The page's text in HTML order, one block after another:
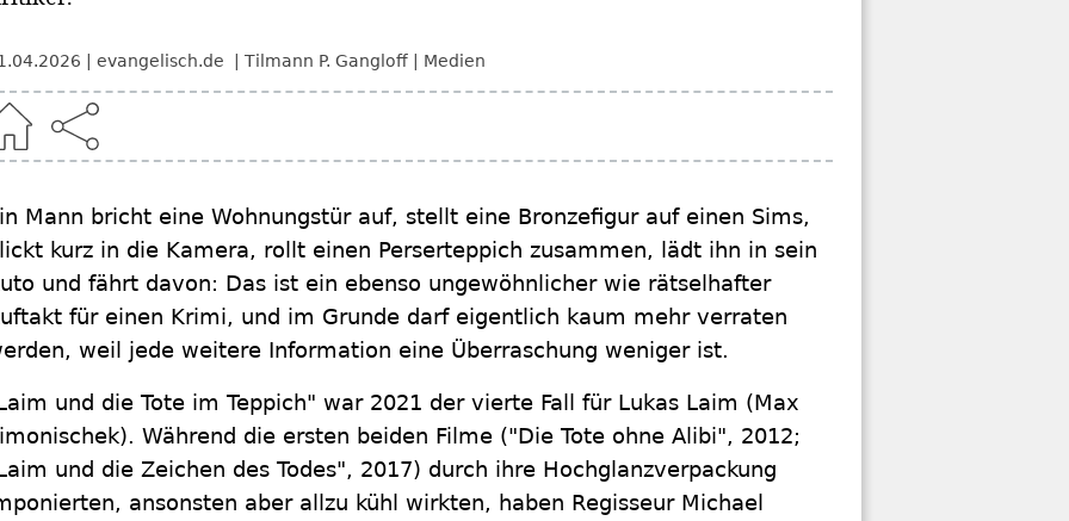
evangelisch.de Tilmann P. Gangloff Medien
Mann bricht eine Wohnungstür auf, stellt eine Bronzefigur auf einen Sims,
kurz in die Kamera, rollt einen Perserteppich zusammen, lädt ihn in sein
und fährt davon: Das ist ein ebenso ungewöhnlicher wie rätselhafter
für einen Krimi, und im Grunde darf eigentlich kaum mehr verraten
weil jede weitere Information eine Überraschung weniger ist.
und die Tote im Teppich" war 2021 der vierte Fall für Lukas Laim (Max
Während die ersten beiden Filme ("Die Tote ohne Alibi", 2012;
und die Zeichen des Todes", 2017) durch ihre Hochglanzverpackung
ansonsten aber allzu kühl wirkten, haben Regisseur Michael